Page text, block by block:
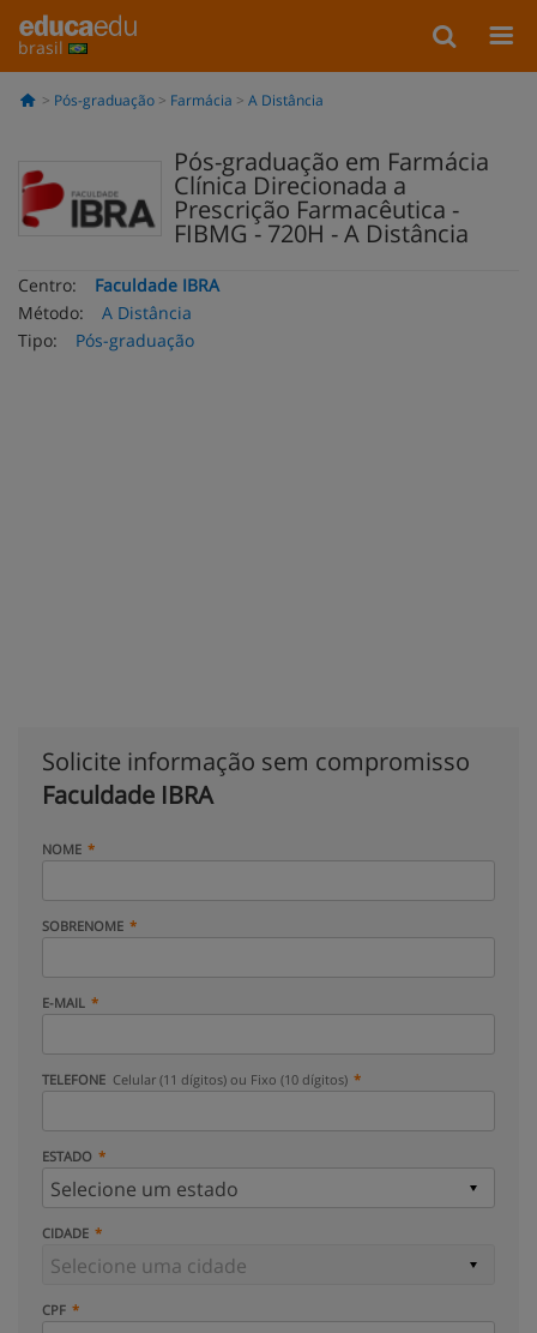
brasil
Pós-graduação Farmácia A Distância
Pós-graduação em Farmácia
Clínica Direcionada a
Prescrição Farmacêutica -
FIBMG - 720H - A Distância
Centro:
Faculdade IBRA
Método:
A Distância
Tipo:
Pós-graduação
Solicite informação sem compromisso
Faculdade IBRA
NOME
SOBRENOME
E-MAIL
TELEFONE Celular (11 dígitos) ou Fixo (10 dígitos)
ESTADO
CIDADE
CPF